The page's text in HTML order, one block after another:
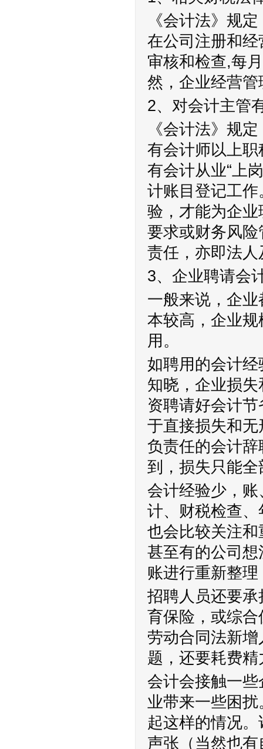
《会计法》规
在公司注册和
审核和检查,每
然，企业经营
2、对会计主管
《会计法》规
有会计师以上
有会计从业“上
计账目登记工
验，才能为企
要求或财务风
责任，亦即法
3、企业聘请会
一般来说，企
本较高，企业
用。
如聘用的会计
知晓，企业损
资聘请好会计
于直接损失和
负责任的会计
到，损失只能
会计经验少，
计、财税检查
也会比较关注
甚至有的公司
账进行重新整
招聘人员还要
育保险，或综
劳动合同法新
题，还要耗费
会计会接触一
业带来一些困
起这样的情况
声张（当然也